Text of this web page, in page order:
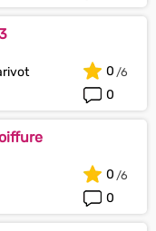
0
0
0
0